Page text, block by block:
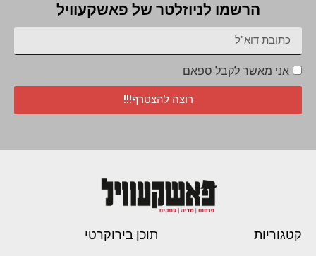
הרשמו לניוזלטר של פאשקעוויל
אני מאשר לקבל ספאם
רוצה להצטרף!!!
קטגוריות תוכן בירוקרטי